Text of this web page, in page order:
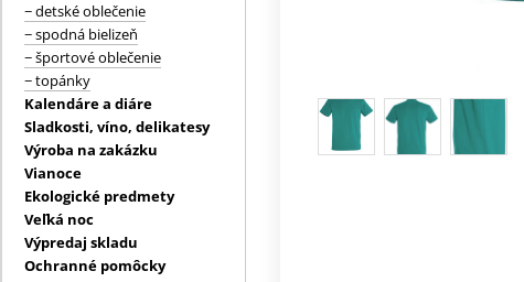
− detské oblečenie
− spodná bielizeň
− športové oblečenie
− topánky
Kalendáre a diáre
Sladkosti, víno, delikatesy
Výroba na zakázku
Vianoce
Ekologické predmety
Veľká noc
Výpredaj skladu
Ochranné pomôcky